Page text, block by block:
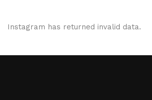
Instagram has returned invalid data.